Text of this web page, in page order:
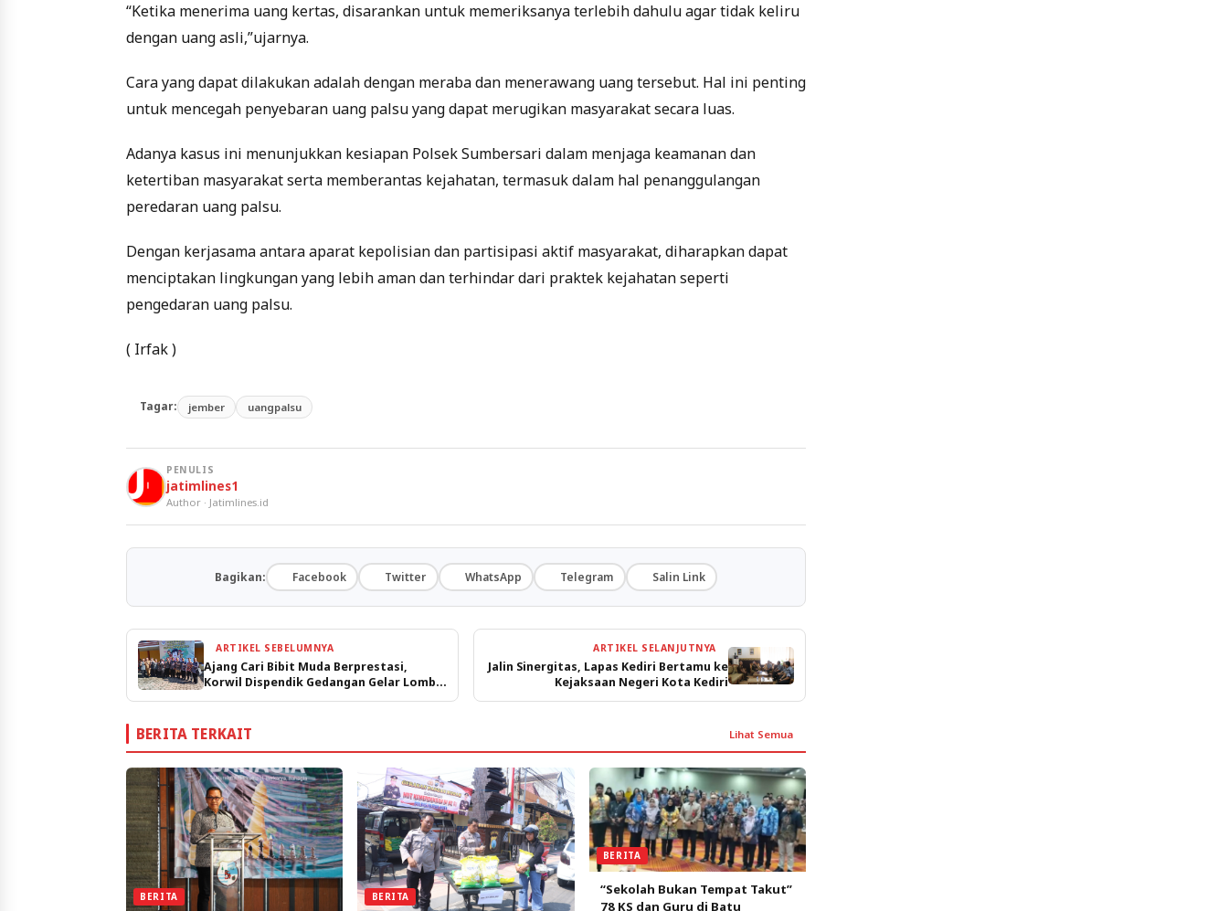
“Ketika menerima uang kertas, disarankan untuk memeriksanya terlebih dahulu agar tidak keliru
dengan uang asli,”ujarnya.
Cara yang dapat dilakukan adalah dengan meraba dan menerawang uang tersebut. Hal ini penting
untuk mencegah penyebaran uang palsu yang dapat merugikan masyarakat secara luas.
Adanya kasus ini menunjukkan kesiapan Polsek Sumbersari dalam menjaga keamanan dan
ketertiban masyarakat serta memberantas kejahatan, termasuk dalam hal penanggulangan
peredaran uang palsu.
Dengan kerjasama antara aparat kepolisian dan partisipasi aktif masyarakat, diharapkan dapat
menciptakan lingkungan yang lebih aman dan terhindar dari praktek kejahatan seperti
pengedaran uang palsu.
( Irfak )
Tagar: jember uangpalsu
PENULIS
jatimlines1
Author · Jatimlines.id
Bagikan: Facebook Twitter WhatsApp Telegram Salin Link
ARTIKEL SEBELUMNYA
Ajang Cari Bibit Muda Berprestasi,
Korwil Dispendik Gedangan Gelar Lomba
FLS2N
ARTIKEL SELANJUTNYA
Jalin Sinergitas, Lapas Kediri Bertamu ke
Kejaksaan Negeri Kota Kediri
BERITA TERKAIT Lihat Semua
BERITA BERITA
BERITA
“Sekolah Bukan Tempat Takut”
78 KS dan Guru di Batu